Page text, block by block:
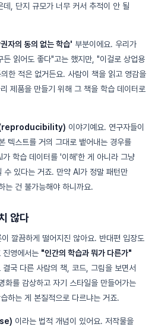
, 단지 규모가 너무 커서 추적이 안 될
자의 동의 없는 학습' 부분이에요. 우리가
읽어도 좋다"고는 했지만, "이걸로 상업용
한 적은 없거든요. 사람이 책을 읽고 영감을
제품을 만들기 위해 그 책을 학습 데이터로
(reproducibility) 이야기예요. 연구자들이
텍스트를 거의 그대로 뱉어내는 경우를
학습 데이터를 '이해'한 게 아니라 그냥
수 있다는 거죠. 만약 AI가 정말 패턴만
는 건 불가능해야 하니까요.
않다
깔끔하게 떨어지진 않아요. 반대편 입장도
진영에서는 "인간의 학습과 뭐가 다른가"
국 다른 사람의 책, 코드, 그림을 보면서
화를 감상하고 자기 스타일을 만들어가는
하는 게 본질적으로 다르냐는 거죠.
이라는 법적 개념이 있어요. 저작물을